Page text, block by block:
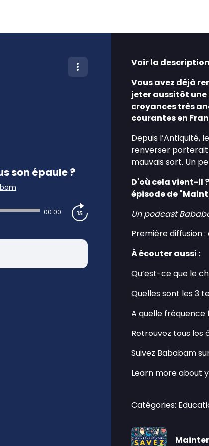
son épaule ?
00:00
Voir la description
Vous avez déjà
jeter aussitôt une
croyances très
courantes en
Depuis l’Antiquité,
renverser porterait
mauvais sort. Un
D'où cela vient-il
épisode de
Un podcast
Première diffusion
À écouter aussi :
⁠⁠Qu’est-ce que le
⁠⁠Quelles sont les 3
⁠⁠A quelle fréquence
Retrouvez tous les
Suivez Bababam
Learn more about
Catégories: